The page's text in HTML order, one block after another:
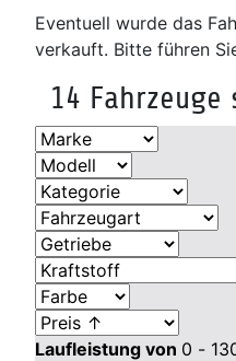
Eventuell wurde das
verkauft. Bitte führen
14
Laufleistung von 0 -